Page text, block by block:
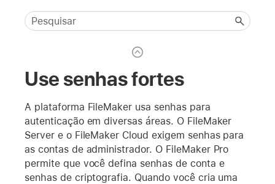
Use senhas fortes
A plataforma FileMaker usa senhas para
autenticação em diversas áreas. O FileMaker
Server e o FileMaker Cloud exigem senhas para
as contas de administrador. O FileMaker Pro
permite que você defina senhas de conta e
senhas de criptografia. Quando você cria uma